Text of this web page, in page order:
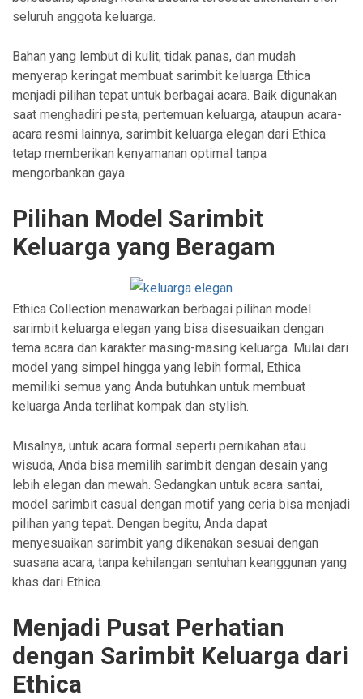
seluruh anggota keluarga.
Bahan yang lembut di kulit, tidak panas, dan mudah
menyerap keringat membuat sarimbit keluarga Ethica
menjadi pilihan tepat untuk berbagai acara. Baik digunakan
saat menghadiri pesta, pertemuan keluarga, ataupun acara-
acara resmi lainnya, sarimbit keluarga elegan dari Ethica
tetap memberikan kenyamanan optimal tanpa
mengorbankan gaya.
Pilihan Model Sarimbit
Keluarga yang Beragam
Ethica Collection menawarkan berbagai pilihan model
sarimbit keluarga elegan yang bisa disesuaikan dengan
tema acara dan karakter masing-masing keluarga. Mulai dari
model yang simpel hingga yang lebih formal, Ethica
memiliki semua yang Anda butuhkan untuk membuat
keluarga Anda terlihat kompak dan stylish.
Misalnya, untuk acara formal seperti pernikahan atau
wisuda, Anda bisa memilih sarimbit dengan desain yang
lebih elegan dan mewah. Sedangkan untuk acara santai,
model sarimbit casual dengan motif yang ceria bisa menjadi
pilihan yang tepat. Dengan begitu, Anda dapat
menyesuaikan sarimbit yang dikenakan sesuai dengan
suasana acara, tanpa kehilangan sentuhan keanggunan yang
khas dari Ethica.
Menjadi Pusat Perhatian
dengan Sarimbit Keluarga dari
Ethica